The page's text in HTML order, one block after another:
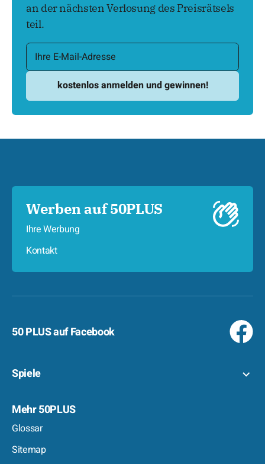
an der nächsten Verlosung des Preisrätsels
teil.
Werben auf 50PLUS
Ihre Werbung
Kontakt
50 PLUS auf Facebook
Spiele
Mehr 50PLUS
Glossar
Sitemap